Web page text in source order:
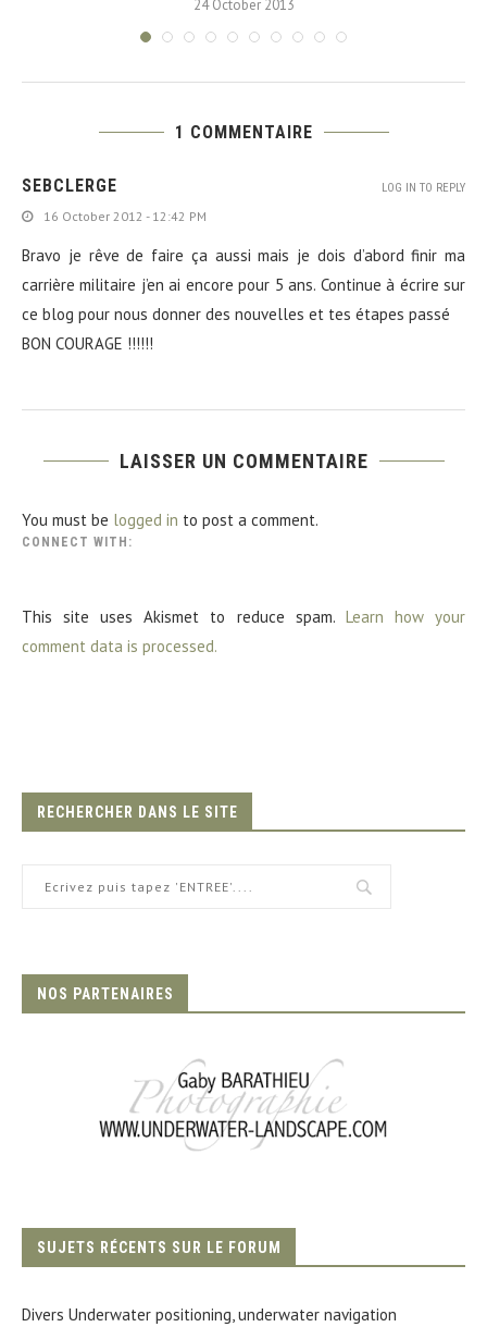
24 October 2013
1 COMMENTAIRE
SEBCLERGE
16 October 2012 - 12:42 PM
Bravo je rêve de faire ça aussi mais je dois d’abord finir ma
carrière militaire j’en ai encore pour 5 ans. Continue à écrire sur
ce blog pour nous donner des nouvelles et tes étapes passé
BON COURAGE !!!!!!
LOG IN TO REPLY
LAISSER UN COMMENTAIRE
You must be logged in to post a comment.
CONNECT WITH:
This site uses Akismet to reduce spam. Learn how your
comment data is processed.
RECHERCHER DANS LE SITE
NOS PARTENAIRES
SUJETS RÉCENTS SUR LE FORUM
Divers Underwater positioning, underwater navigation